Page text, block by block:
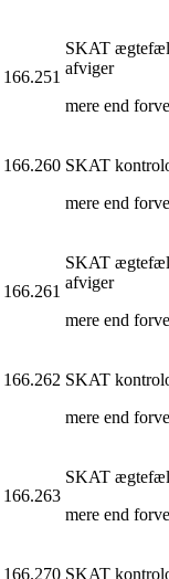
166.251
SKAT
afviger
mere end
166.260 SKAT
mere end
166.261
SKAT
afviger
mere end
166.262 SKAT
mere end
166.263
SKAT
mere end
166.270 SKAT